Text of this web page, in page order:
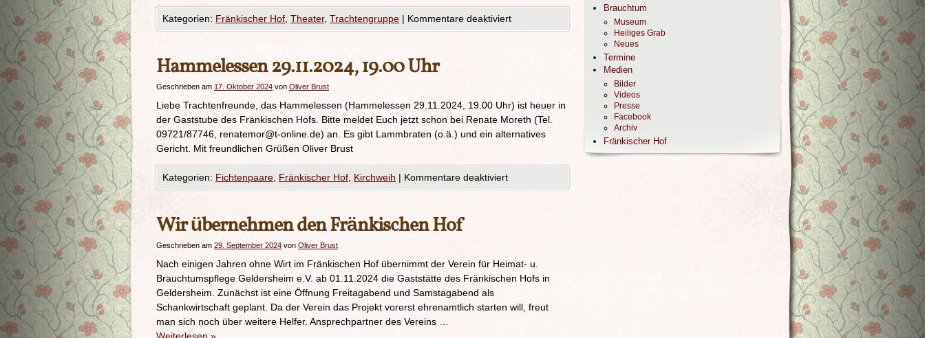
Kategorien: Fränkischer Hof Theater, Trachtengruppe | Kommentare deaktiviert
Hammelessen 29.11.2024, 19.00 Uhr
Geschrieben am 17. Oktober 2024 von Oliver Brust
Liebe Trachtenfreunde, das Hammelessen (Hammelessen 29.11.2024, 19.00 Uhr) ist heuer in
der Gaststube des Fränkischen Hofs. Bitte meldet Euch jetzt schon bei Renate Moreth (Tel.
09721/87746, renatemor@t-online.de) an. Es gibt Lammbraten (o.ä.) und ein alternatives
Gericht. Mit freundlichen Grüßen Oliver Brust
Kategorien: Fichtenpaare Fränkischer Hof Kirchweih | Kommentare deaktiviert
Wir übernehmen den Fränkischen Hof
Geschrieben am 29. September 2024 von Oliver Brust
Nach einigen Jahren ohne Wirt im Fränkischen Hof übernimmt der Verein für Heimat- u.
Brauchtumspflege Geldersheim e.V. ab 01.11.2024 die Gaststätte des Fränkischen Hofs in
Geldersheim. Zunächst ist eine Öffnung Freitagabend und Samstagabend als
Schankwirtschaft geplant. Da der Verein das Projekt vorerst ehrenamtlich starten will, freut
man sich noch über weitere Helfer. Ansprechpartner des Vereins …
Brauchtum
Museum
Heiliges Grab
Neues
Termine
Medien
Bilder
Videos
Presse
Facebook
Archiv
Fränkischer Hof